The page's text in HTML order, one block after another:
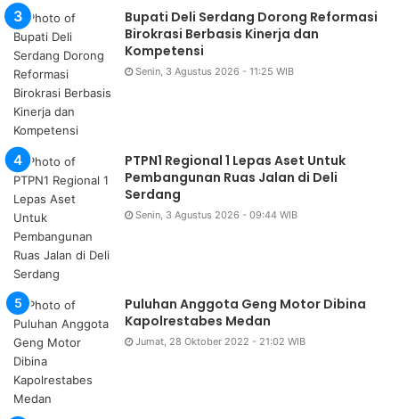
Bupati Deli Serdang Dorong Reformasi
Birokrasi Berbasis Kinerja dan
Kompetensi
Senin, 3 Agustus 2026 - 11:25 WIB
PTPN1 Regional 1 Lepas Aset Untuk
Pembangunan Ruas Jalan di Deli
Serdang
Senin, 3 Agustus 2026 - 09:44 WIB
Puluhan Anggota Geng Motor Dibina
Kapolrestabes Medan
Jumat, 28 Oktober 2022 - 21:02 WIB